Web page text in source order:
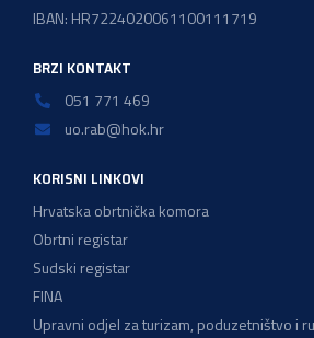
IBAN: HR7224020061100111719
BRZI KONTAKT
051 771 469
uo.rab@hok.hr
KORISNI LINKOVI
Hrvatska obrtnička komora
Obrtni registar
Sudski registar
FINA
Upravni odjel za turizam, poduzetništvo i